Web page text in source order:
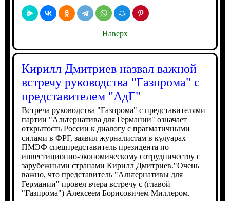
Наверх
Кирилл Дмитриев назвал важной
встречу руководства "Газпрома" с
представителем "АдГ"
Встреча руководства "Газпрома" с представителями
партии "Альтернатива для Германии" означает
открытость России к диалогу с прагматичными
силами в ФРГ, заявил журналистам в кулуарах
ПМЭФ спецпредставитель президента по
инвестиционно-экономическому сотрудничеству с
зарубежными странами Кирилл Дмитриев."Очень
важно, что представитель "Альтернативы для
Германии" провел вчера встречу с (главой
"Газпрома") Алексеем Борисовичем Миллером.